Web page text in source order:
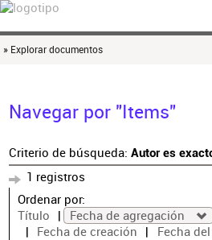
» Explorar documentos
Navegar por "Items"
Criterio de búsqueda: Autor es
1 registros
Ordenar por:
Título
Fecha de agregación
Fecha de creación
Fecha